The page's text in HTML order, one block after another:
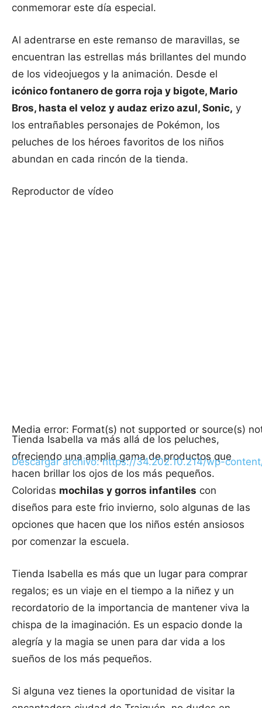
conmemorar este día especial.
Al adentrarse en este remanso de maravillas, se
encuentran las estrellas más brillantes del mundo
de los videojuegos y la animación. Desde el
icónico fontanero de gorra roja y bigote, Mario
Bros, hasta el veloz y audaz erizo azul, Sonic, y
los entrañables personajes de Pokémon, los
peluches de los héroes favoritos de los niños
abundan en cada rincón de la tienda.
Reproductor de vídeo
Media error: Format(s) not supported or source(s)
Descargar archivo: https://34.202.10.214/wp-
00:00
Tienda Isabella va más allá de los peluches,
ofreciendo una amplia gama de productos que
hacen brillar los ojos de los más pequeños.
Coloridas mochilas y gorros infantiles con
diseños para este frio invierno, solo algunas de las
opciones que hacen que los niños estén ansiosos
por comenzar la escuela.
Tienda Isabella es más que un lugar para comprar
regalos; es un viaje en el tiempo a la niñez y un
recordatorio de la importancia de mantener viva la
chispa de la imaginación. Es un espacio donde la
alegría y la magia se unen para dar vida a los
sueños de los más pequeños.
Si alguna vez tienes la oportunidad de visitar la